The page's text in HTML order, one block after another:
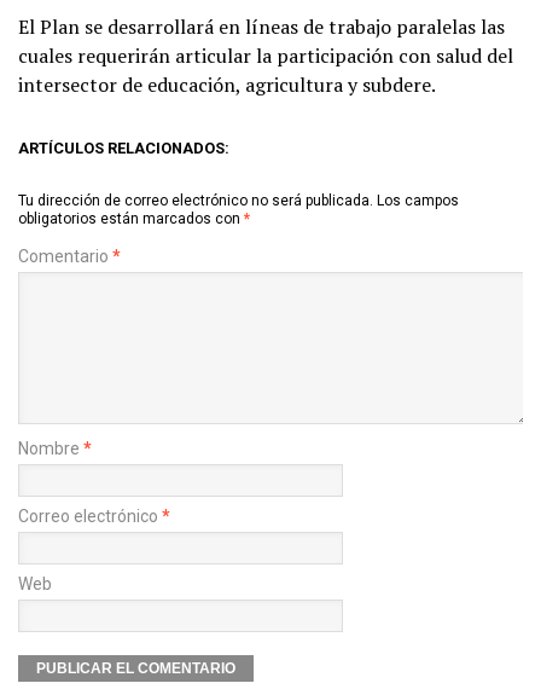
El Plan se desarrollará en líneas de trabajo paralelas las
cuales requerirán articular la participación con salud del
intersector de educación, agricultura y subdere.
ARTÍCULOS RELACIONADOS:
Tu dirección de correo electrónico no será publicada. Los campos
obligatorios están marcados con *
Comentario *
Nombre *
Correo electrónico *
Web